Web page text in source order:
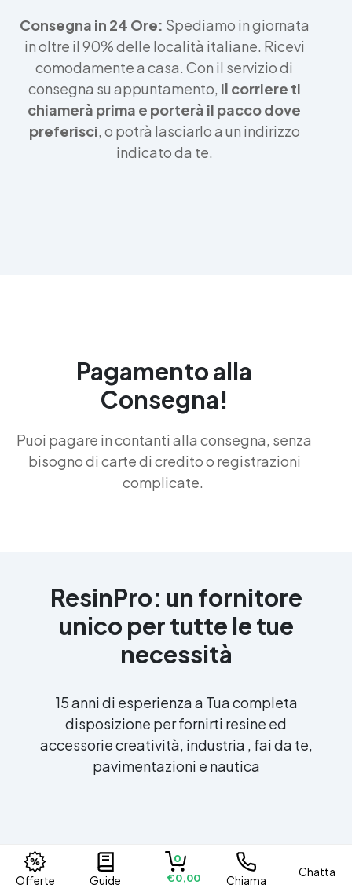
Consegna in 24 Ore: Spediamo in giornata
in oltre il 90% delle località italiane. Ricevi
comodamente a casa. Con il servizio di
consegna su appuntamento, il corriere ti
chiamerà prima e porterà il pacco dove
preferisci, o potrà lasciarlo a un indirizzo
indicato da te.
Pagamento alla
Consegna!
Puoi pagare in contanti alla consegna, senza
bisogno di carte di credito o registrazioni
complicate.
ResinPro: un fornitore
unico per tutte le tue
necessità
15 anni di esperienza a Tua completa
disposizione per fornirti resine ed
accessorie creatività, industria , fai da te,
pavimentazioni e nautica
Offerte Guide
0
€0,00
Chiama
Chatta